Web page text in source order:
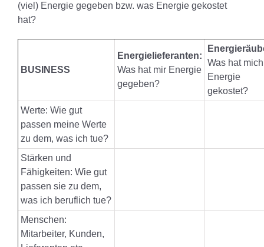
(viel) Energie gegeben bzw. was Energie gekostet
hat?
BUSINESS
Energielieferanten:
Was hat mir Energie
gegeben?
Was hat mich
Energie
gekostet?
Werte: Wie gut
passen meine Werte
zu dem, was ich tue?
Stärken und
Fähigkeiten: Wie gut
passen sie zu dem,
was ich beruflich tue?
Menschen:
Mitarbeiter, Kunden,